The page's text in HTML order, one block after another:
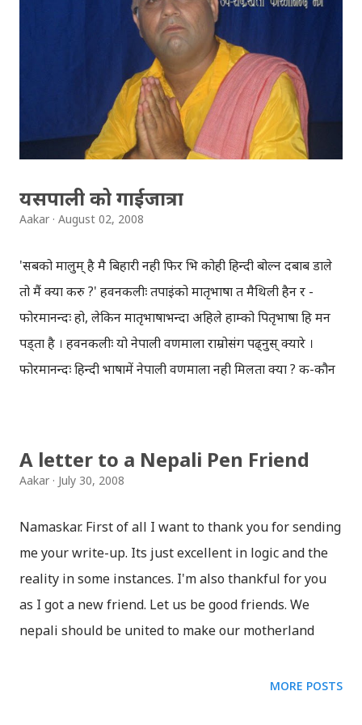
moment a man rised abruptly from the middle of the
Khahare khola carrying a handful of fine sand in his
small sack. His wet long hair splashed water in four
directions and disturbed factions of eagles flew
away; the sound of flapping their wing could be
heard as far as the road. Khahare khola was said to
the Maoist insurgency, a huge upsurge of people
from conflict affected areas especially rural areas in
the valley became the main cause of ...
यसपाली को गाईजात्रा
Aakar August 02, 2008
'सबको मालुम् है मै बिहारी नही फिर भि कोही हिन्दी बोल्न दबाब डाले
तो मैं क्या करु ?' हवनकलीः तपाईंको मातृभाषा त मैथिली हैन र -
फोरमानन्दः हो, लेकिन मातृभाषाभन्दा अहिले हाम्को पितृभाषा हि मन
पड्ता है । हवनकलीः यो नेपाली वर्णमाला राम्रोसंग पढ्नुस् क्यारे ।
फोरमानन्दः हिन्दी भाषामें नेपाली वर्णमाला नही मिलता क्या ? क-कौन
सुरुवालमे भेन्टिलेसन नही होता है न । Damdev......Devi......Aakh
ki ..............Main sabda mey kaha nahi sakta. Damdev-
dekho, Maine yog Sab ko Nisulka sikhata hu. Maile
aap se kavi Paise Maga hey ? Bhakta-Nahi
Swami..Paisa nahi, Rupaye Maga hai. Hai..Aapne
Kaka Bikendra Yadav ko Luck Kiya jaye....Lekin Yeh
Luck kar Nahi sakte hai. Devi Aur Sajjano, Maii hun
A letter to a Nepali Pen Friend
Aakar July 30, 2008
Namaskar. First of all I want to thank you for sending
me your write-up. Its just excellent in logic and the
reality in some instances. I'm also thankful for you
as I got a new friend. Let us be good friends. We
nepali should be united to make our motherland
for 10 days. So a little bit i know your city. OurMORE POSTS